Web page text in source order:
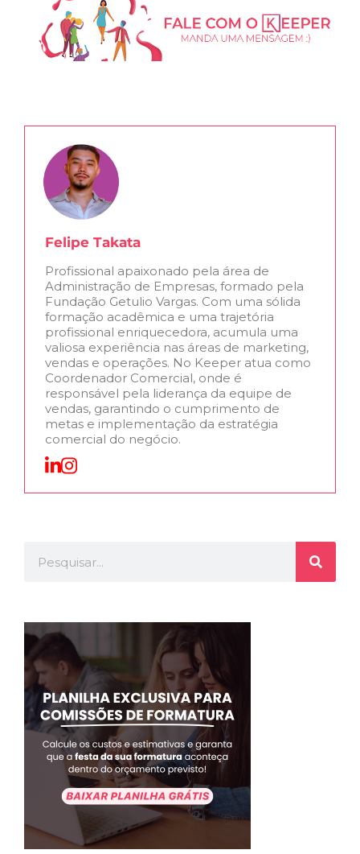
Felipe Takata
Profissional apaixonado pela área de
Administração de Empresas, formado pela
Fundação Getulio Vargas. Com uma sólida
formação acadêmica e uma trajetória
profissional enriquecedora, acumula uma
valiosa experiência nas áreas de marketing,
vendas e operações. No Keeper atua como
Coordenador Comercial, onde é
responsável pela liderança da equipe de
vendas, garantindo o cumprimento de
metas e implementação da estratégia
comercial do negócio.